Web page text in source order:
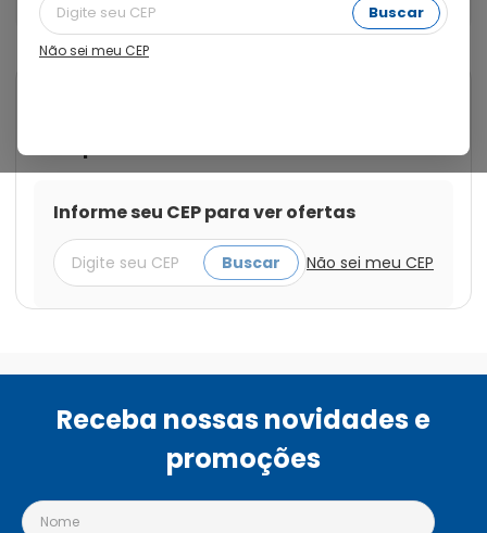
Buscar
Não sei meu CEP
Revestidos
Informe seu CEP para ver ofertas
Buscar Não sei meu CEP
Receba nossas novidades e
promoções